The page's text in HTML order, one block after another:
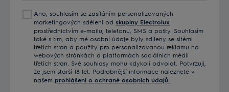
mailAno, souhlasím se zasíláním personalizovaných
marketingových sdělení od skupiny Electrolux
prostřednictvím e-mailu, telefonu, SMS a pošty. Souhlasím
také s tím, aby mé osobní údaje byly sdíleny se sítěmi
třetích stran a použity pro personalizovanou reklamu na
webových stránkách a platformách sociálních médií
třetích stran. Své souhlasy mohu kdykoli odvolat. Potvrzuji,
že jsem starší 18 let. Podrobnější informace naleznete v
našem prohlášení o ochraně osobních údajů.